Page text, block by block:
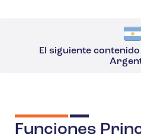
El siguiente
Funciones